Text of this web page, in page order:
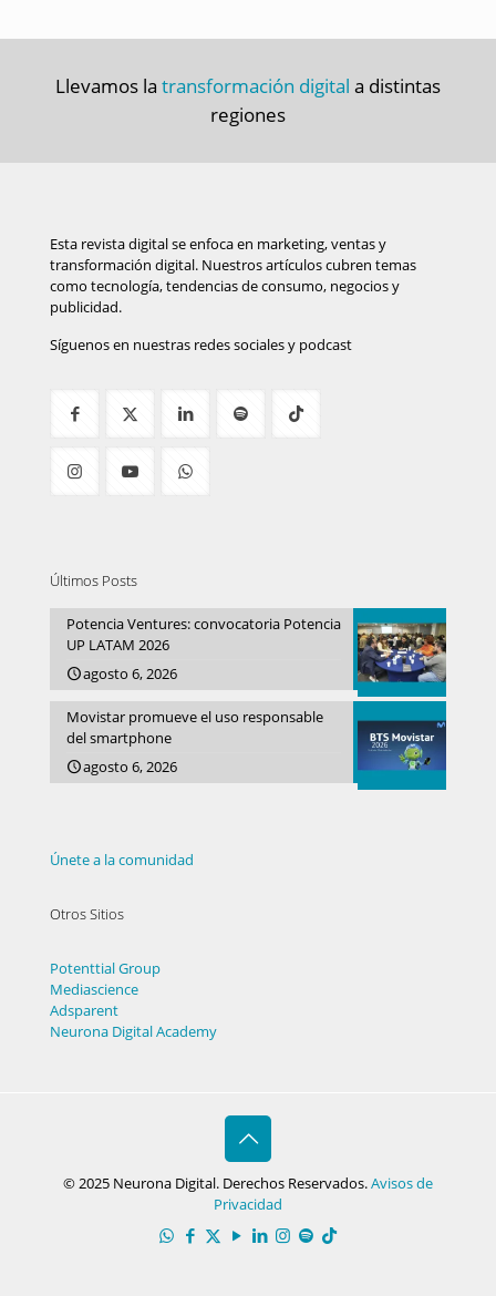
Llevamos la transformación digital a distintas
regiones
Esta revista digital se enfoca en marketing, ventas y
transformación digital. Nuestros artículos cubren temas
como tecnología, tendencias de consumo, negocios y
publicidad.
Síguenos en nuestras redes sociales y podcast
Últimos Posts
Potencia Ventures: convocatoria Potencia
UP LATAM 2026
agosto 6, 2026
Movistar promueve el uso responsable
del smartphone
agosto 6, 2026
Únete a la comunidad
Otros Sitios
Potenttial Group
Mediascience
Adsparent
Neurona Digital Academy
© 2025 Neurona Digital. Derechos Reservados.Avisos de
Privacidad